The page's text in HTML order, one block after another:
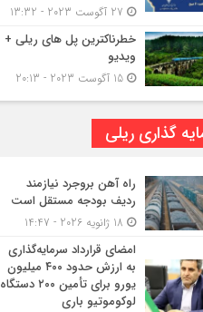
خطرناکترین پل های ریلی +
ویدیو
گذاری ریلی
راه آهن بروجرد نیازمند
ردیف بودجه مستقل است
امضای قرارداد سرمایه‌گذاری
به ارزش حدود ۴۰۰ میلیون
یورو برای تأمین ۲۰۰ دستگاه
لوکوموتیو باری